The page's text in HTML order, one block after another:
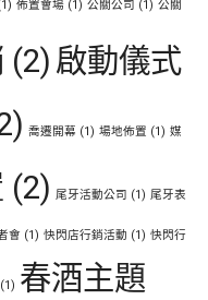
佈置會場 (1) 公關公司 (1) 公關
(2) 啟動儀式
喬遷開幕 (1) 場地佈置 (1) 媒
(2) 尾牙活動公司 (1) 尾牙表
會 (1) 快閃店行銷活動 (1) 快閃行
(1) 春酒主題